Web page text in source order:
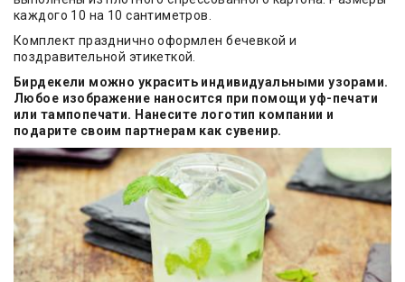
каждого 10 на 10 сантиметров.
Комплект празднично оформлен бечевкой и
поздравительной этикеткой.
Бирдекели можно украсить индивидуальными узорами.
Любое изображение наносится при помощи уф-печати
или тампопечати. Нанесите логотип компании и
подарите своим партнерам как сувенир.